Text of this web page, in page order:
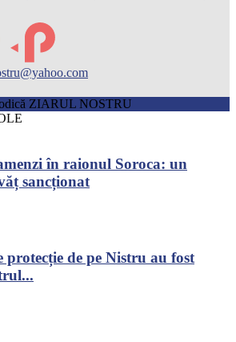
ZIARUL NOSTRU
în raionul Soroca: un
sancționat
protecție de pe Nistru au fost